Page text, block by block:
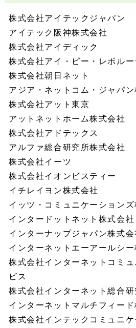
株式会社アイテックジャパン
アイテック阪神株式会社
株式会社アイディック
株式会社アイ・ピー・レボルー
株式会社朝日ネット
アジア・ネットコム・ジャパン
株式会社アット東京
アットネットホーム株式会社
株式会社アドテックス
アルファ総合研究所株式会社
株式会社イーツ
株式会社イオンビスティー
イチレイヨン株式会社
イッツ・コミュニケーションズ
インタードットネット株式会社
インターナップジャパン株式会
インターネットエーアールシー
株式会社インターネットコミ
ビス
株式会社インターネット総合研
インターネットマルチフィード
株式会社インテックコミュニ